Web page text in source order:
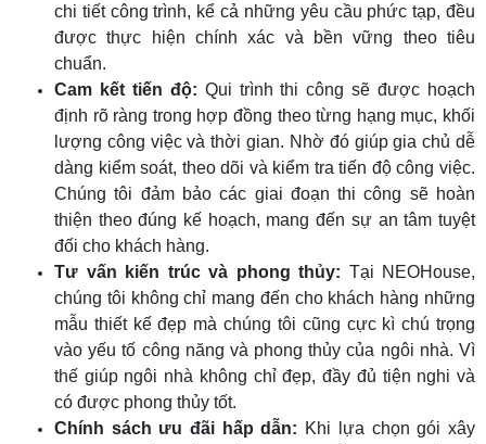
chi tiết công trình, kể cả những yêu cầu phức tạp, đều
được thực hiện chính xác và bền vững theo tiêu
chuẩn.
Cam kết tiến độ: Qui trình thi công sẽ được hoạch
định rõ ràng trong hợp đồng theo từng hạng mục, khối
lượng công việc và thời gian. Nhờ đó giúp gia chủ dễ
dàng kiểm soát, theo dõi và kiểm tra tiến độ công việc.
Chúng tôi đảm bảo các giai đoạn thi công sẽ hoàn
thiện theo đúng kế hoạch, mang đến sự an tâm tuyệt
đối cho khách hàng.
Tư vấn kiến trúc và phong thủy: Tại NEOHouse,
chúng tôi không chỉ mang đến cho khách hàng những
mẫu thiết kế đẹp mà chúng tôi cũng cực kì chú trọng
vào yếu tố công năng và phong thủy của ngôi nhà. Vì
thế giúp ngôi nhà không chỉ đẹp, đầy đủ tiện nghi và
có được phong thủy tốt.
Chính sách ưu đãi hấp dẫn: Khi lựa chọn gói xây